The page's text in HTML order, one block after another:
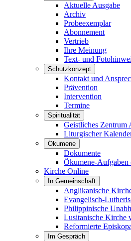
Aktuelle Ausgabe
Archiv
Probeexemplar
Abonnement
Vertrieb
Ihre Meinung
Text- und
Schutzkonzept
Kontakt und
Prävention
Intervention
Termine
Spiritualität
Geistliches Zentrum
Liturgischer
Ökumene
Dokumente
Ökumene-
Kirche Online
In Gemeinschaft
Anglikanische
Evangelisch-
Philippinische
Lusitanische Kirche
Reformierte
Im Gespräch